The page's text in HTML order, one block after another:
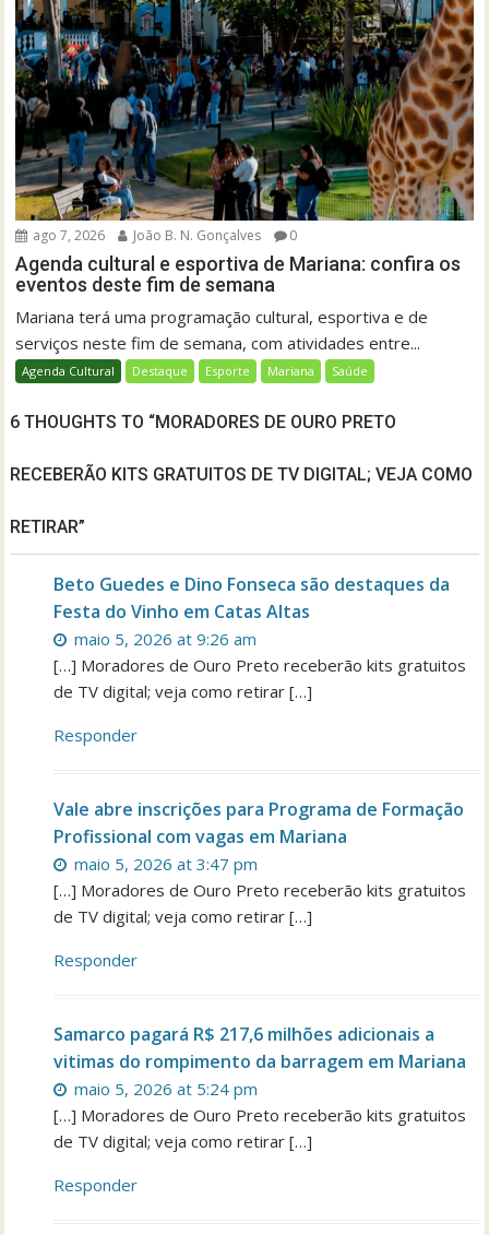
ago 7, 2026 João B. N. Gonçalves 0
Agenda cultural e esportiva de Mariana: confira os
eventos deste fim de semana
Mariana terá uma programação cultural, esportiva e de
serviços neste fim de semana, com atividades entre...
Agenda Cultural Destaque Esporte Mariana Saúde
6 THOUGHTS TO “MORADORES DE OURO PRETO
RECEBERÃO KITS GRATUITOS DE TV DIGITAL; VEJA COMO
RETIRAR”
Beto Guedes e Dino Fonseca são destaques da
Festa do Vinho em Catas Altas
maio 5, 2026 at 9:26 am
[…] Moradores de Ouro Preto receberão kits gratuitos
de TV digital; veja como retirar […]
Responder
Vale abre inscrições para Programa de Formação
Profissional com vagas em Mariana
maio 5, 2026 at 3:47 pm
[…] Moradores de Ouro Preto receberão kits gratuitos
de TV digital; veja como retirar […]
Responder
Samarco pagará R$ 217,6 milhões adicionais a
vitimas do rompimento da barragem em Mariana
maio 5, 2026 at 5:24 pm
[…] Moradores de Ouro Preto receberão kits gratuitos
de TV digital; veja como retirar […]
Responder